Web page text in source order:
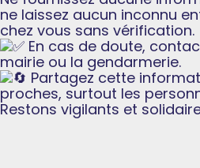
ne laissez aucun inconnu
chez vous sans vérification.
En cas de doute,
mairie ou la gendarmerie.
Partagez cette
proches, surtout les
Restons vigilants et